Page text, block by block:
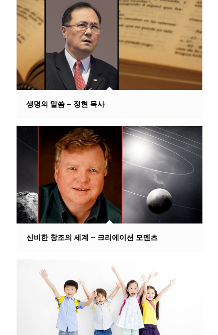
생명의 말씀 – 정현 목사
신비한 창조의 세계 – 크리에이션 모멘츠